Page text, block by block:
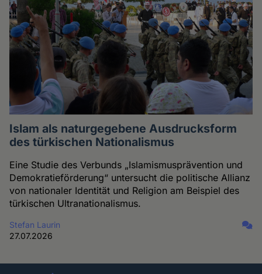
Islam als naturgegebene Ausdrucksform
des türkischen Nationalismus
Eine Studie des Verbunds „Islamismusprävention und
Demokratieförderung“ untersucht die politische Allianz
von nationaler Identität und Religion am Beispiel des
türkischen Ultranationalismus.
Stefan Laurin
27.07.2026